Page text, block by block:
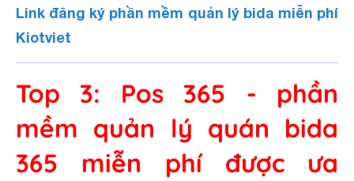
Link đăng ký phần mềm quản lý bida miễn phí
Kiotviet
Top 3: Pos 365 - phần
mềm quản lý quán bida
365 miễn phí được ưa